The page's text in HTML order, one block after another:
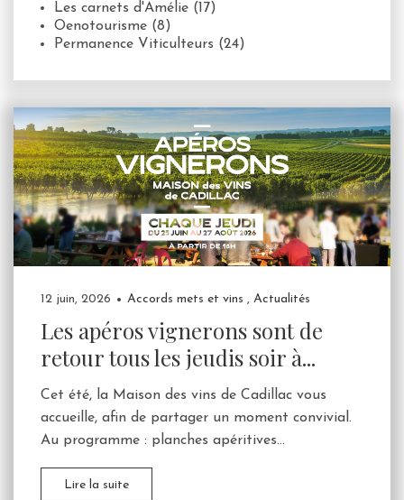
Les carnets d'Amélie (17)
Oenotourisme (8)
Permanence Viticulteurs (24)
12 juin, 2026 Accords mets et vins , Actualités
Les apéros vignerons sont de
retour tous les jeudis soir à...
Cet été, la Maison des vins de Cadillac vous
accueille, afin de partager un moment convivial.
Au programme : planches apéritives...
Lire la suite